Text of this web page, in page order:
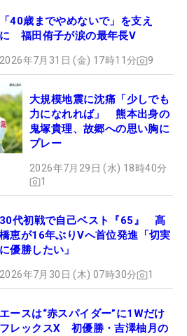
「40歳までやめないで」を支え
に 福田侑子が涙の最年長V
2026年7月31日 (金) 17時11分 9
大規模地震に沈痛「少しでも
力になれれば」 熊本出身の
鬼塚貴理、故郷への思い胸に
プレー
2026年7月29日 (水) 18時40分
1
30代初戦で自己ベスト『65』 髙
橋恵が16年ぶりVへ首位発進「切実
に優勝したい」
2026年7月30日 (木) 07時30分 1
エースは“赤スパイダー”に1Wだけ
フレックスX 初優勝・吉澤柚月の